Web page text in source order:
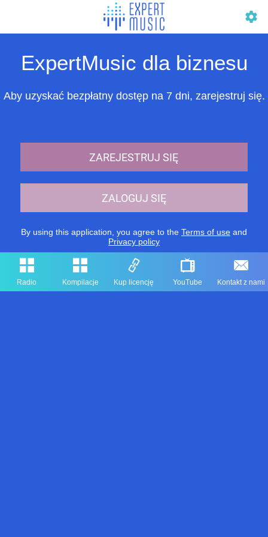
ExpertMusic dla biznesu
Aby uzyskać bezpłatny dostęp na 7 dni, zarejestruj się.
ZAREJESTRUJ SIĘ
ZALOGUJ SIĘ
By using this application, you agree to the Terms of use and
Privacy policy
Radio Kompilacje Kup licencję YouTube Kontakt z nami